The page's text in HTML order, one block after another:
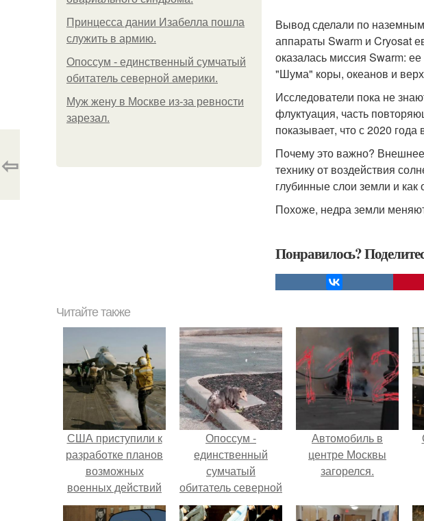
Принцесса дании Изабелла пошла
служить в армию.
Опоссум - единственный сумчатый
обитатель северной америки.
Mуж жену в Москве из-за ревности
зарезал.
Вывод сделали по
аппараты Swarm и Cryosat
оказалась миссия Swarm:
"Шума" коры, океанов и
Исследователи пока не
флуктуация, часть
показывает, что с 2020
Почему это важно?
технику от воздействия
глубинные слои земли и
Похоже, недра земли
Понравилось?
⇦
Читайте также
США приступили к
разработке планов
возможных
военных действий
против кубы.
Опоссум -
единственный
сумчатый
обитатель северной
америки.
Автомобиль в
центре Москвы
загорелся.